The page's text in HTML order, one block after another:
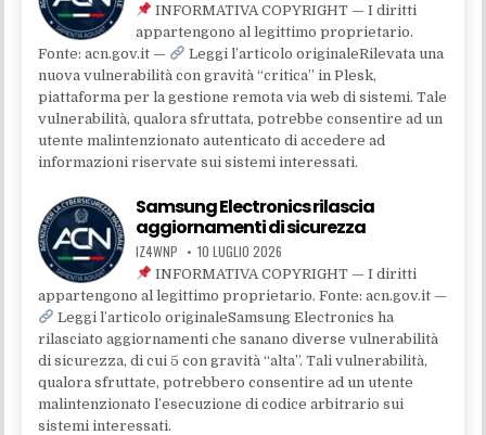
INFORMATIVA COPYRIGHT — I diritti
appartengono al legittimo proprietario.
Fonte: acn.gov.it —
Leggi l’articolo originaleRilevata una
nuova vulnerabilità con gravità “critica” in Plesk,
piattaforma per la gestione remota via web di sistemi. Tale
vulnerabilità, qualora sfruttata, potrebbe consentire ad un
utente malintenzionato autenticato di accedere ad
informazioni riservate sui sistemi interessati.
Samsung Electronics rilascia
aggiornamenti di sicurezza
IZ4WNP 10 LUGLIO 2026
INFORMATIVA COPYRIGHT — I diritti
appartengono al legittimo proprietario. Fonte: acn.gov.it —
Leggi l’articolo originaleSamsung Electronics ha
rilasciato aggiornamenti che sanano diverse vulnerabilità
di sicurezza, di cui 5 con gravità “alta”. Tali vulnerabilità,
qualora sfruttate, potrebbero consentire ad un utente
malintenzionato l’esecuzione di codice arbitrario sui
sistemi interessati.